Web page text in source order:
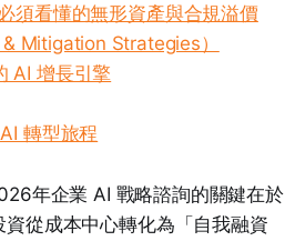
須看懂的無形資產與合規溢價
Mitigation Strategies）
AI 增長引擎
轉型旅程
年企業 AI 戰略諮詢的關鍵在於
從成本中心轉化為「自我融資